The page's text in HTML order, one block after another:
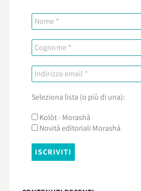
Seleziona lista (o più di una):
Kolòt - Morashà
Novità editoriali Morashà